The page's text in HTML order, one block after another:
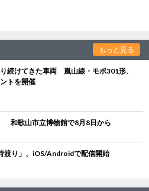
もっと見る
続けてきた車両 嵐山線・モボ301形、
トを開催
和歌山市立博物館で8月8日から
渡り」、iOS/Androidで配信開始